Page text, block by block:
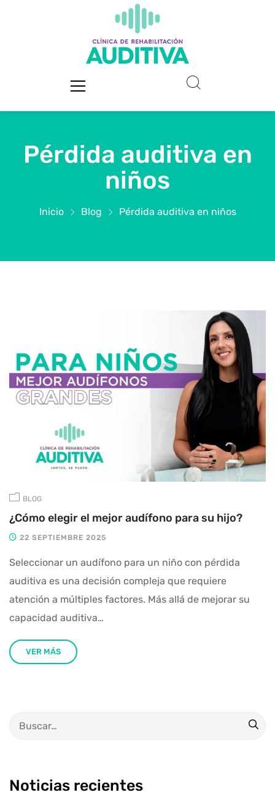
Pérdida auditiva en
niños
Inicio Blog Pérdida auditiva en niños
BLOG
¿Cómo elegir el mejor audífono para su hijo?
22 SEPTIEMBRE 2025
Seleccionar un audífono para un niño con pérdida
auditiva es una decisión compleja que requiere
atención a múltiples factores. Más allá de mejorar su
capacidad auditiva…
VER MÁS
Noticias recientes